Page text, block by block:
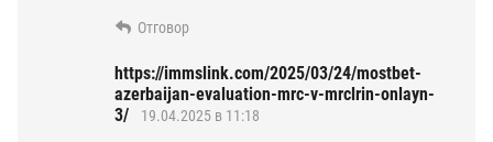
Отговор
https://immslink.com/2025/03/24/mostbet-
azerbaijan-evaluation-mrc-v-mrclrin-onlayn-
3/
19.04.2025 в 11:18